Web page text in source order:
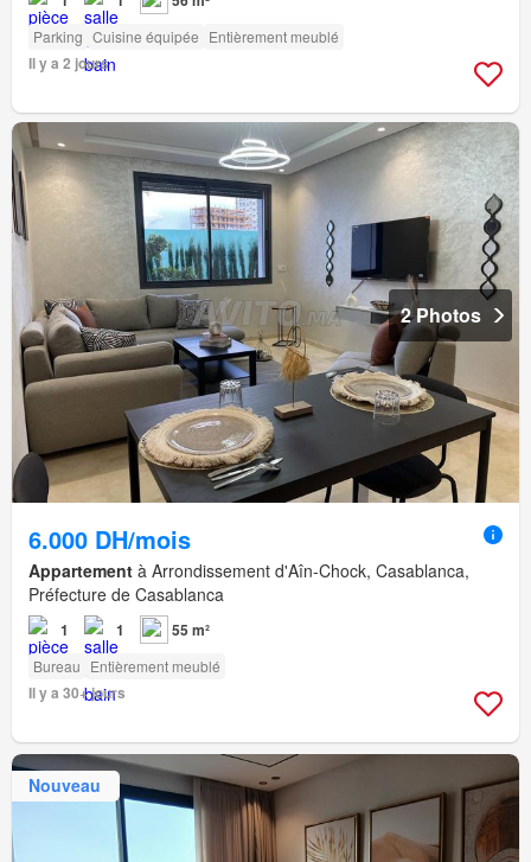
Parking Cuisine équipée Entièrement meublé
Il y a 2 jours
2 Photos
6.000 DH/mois
Appartement à Arrondissement d'Aîn-Chock, Casablanca,
Préfecture de Casablanca
1 1 55 m²
Bureau Entièrement meublé
Il y a 30+ jours
Nouveau